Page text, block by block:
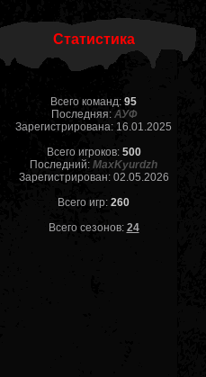
Статистика
Всего команд: 95
Последняя: АУФ
Зарегистрирована: 16.01.2025
Всего игроков: 500
Последний: MaxKyurdzh
Зарегистрирован: 02.05.2026
Всего игр: 260
Всего сезонов: 24